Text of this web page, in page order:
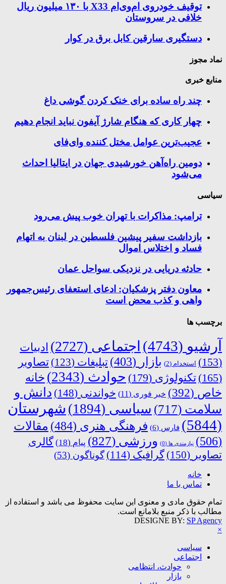
توقیف خودروی ام‌وی‌ام X33 با ۱۳۰ میلیون ریال
خلافی در سروستان
دستگیری سارقین کابل برق در کوار
نماد مجوز
منابع خبری
چند راه‌ ساده برای خنک کردن گوشی داغ
چهار کاری که هنگام شارژ آیفون نباید انجام دهیم
عجیب‌ترین عوامل مختل کننده وای‌فای
دومین راه‌آهن خورشیدی جهان در ایتالیا احداث
می‌شود
سیاسی
ترامپ: مذاکرات با تهران خوب پیش می‌رود
بازداشت سفیر پیشین فلسطین در لبنان به اتهام
فساد و اختلاس اموال
حادثه دریایی در نزدیکی سواحل عمان
معاون دفتر پزشکیان: ادعای استعفای رئیس‌جمهور
واهی و کذب محض است
برچسب ها
آرشیو (4743) اجتماعی (2727)
ادبیات
(153)
استخدام (2) بازار (403) تبلیغات (123)
تصاویر
(165)
تکنولوژی (179) حوادث (2343)
خانه
خاص (392) خبر فوری (11) خواندنی (148)
دانش و
سلامت (717) سیاسی (1894)
شهرستان
(5844)
فارس (6) فرهنگی هنری (484)
مقالات
(506)
نیازمندی ها (0) ورزشی (827) پیام (18)
گالری
تصاویر (150) گرافیک (114) گوناگون (53)
خانه
تماس با ما
تمام حقوق مادی و معنوی این سایت محفوظ می باشد و استفاده از
مطالب با ذکر منبع بلامانع است.
DESIGNE BY: SP Agency
×
سیاسی
اجتماعی
حوادث، انتظامی
بازار